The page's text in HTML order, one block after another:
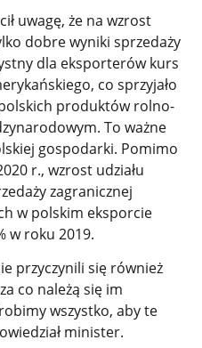
uwagę, że na wzrost
dobre wyniki sprzedaży
dla eksporterów kurs
co sprzyjało
produktów rolno-
To ważne
gospodarki. Pomimo
r., wzrost udziału
zagranicznej
w polskim eksporcie
w roku 2019.
przyczynili się również
co należą się im
wszystko, aby te
minister.